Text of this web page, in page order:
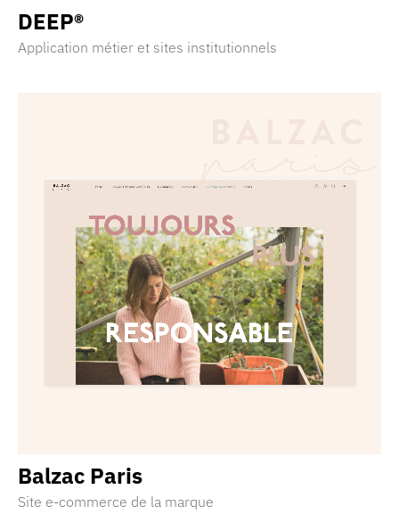
DEEP®
Application métier et sites institutionnels
Balzac Paris
Site e-commerce de la marque